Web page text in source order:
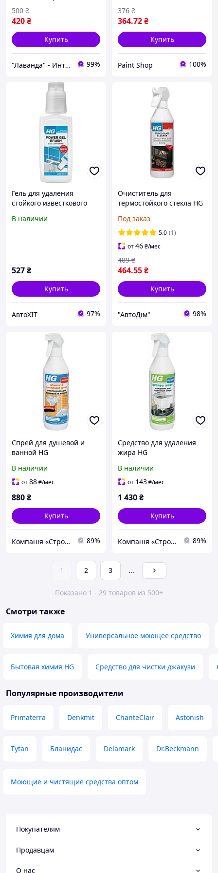
420₴
500 ₴
Купить
"Лаванда" - Интернет-магазин 99%
364.72₴
376 ₴
Купить
Paint Shop 100%
Гель для удаления
стойкого известкового
gel brush limecale HG 250
В наличии
527₴
Купить
АвтоХІТ 97%
Очиститель для
термостойкого стекла HG
(431050161)
Под заказ
5.0 (1)
от46₴/мес
464.55₴
489 ₴
Купить
"АвтоДім" 98%
Спрей для душевой и
ванной HG
В наличии
от88₴/мес
880₴
Купить
Компанія «Строй-Сервіс» 89%
Средство для удаления
жира HG
В наличии
от 143₴/мес
1 430₴
Купить
Компанія «Строй-Сервіс» 89%
1 2 3 ...
Показано 1 - 29 товаров из 500+
Смотри также
Химия для дома Универсальное моющее средство
Бытовая химия HG Средство для чистки джакузи
Популярные производители
Primaterra Denkmit ChanteClair Astonish
Tytan Бланидас Delamark Dr.Beckmann
Моющие и чистящие средства оптом
Покупателям
Продавцам
О нас